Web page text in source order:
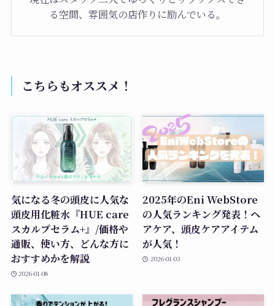
る空間、雰囲気の店作りに励んでいる。
こちらもオススメ！
気になる冬の頭皮に人気な
頭皮用化粧水『HUE care
スカルプセラム+』/価格や
通販、使い方、どんな方に
おすすめかを解説
2026-01-08
2025年のEni WebStore
の人気ランキング発表！ヘ
アケア、頭皮ケアアイテム
が人気！
2026-01-03